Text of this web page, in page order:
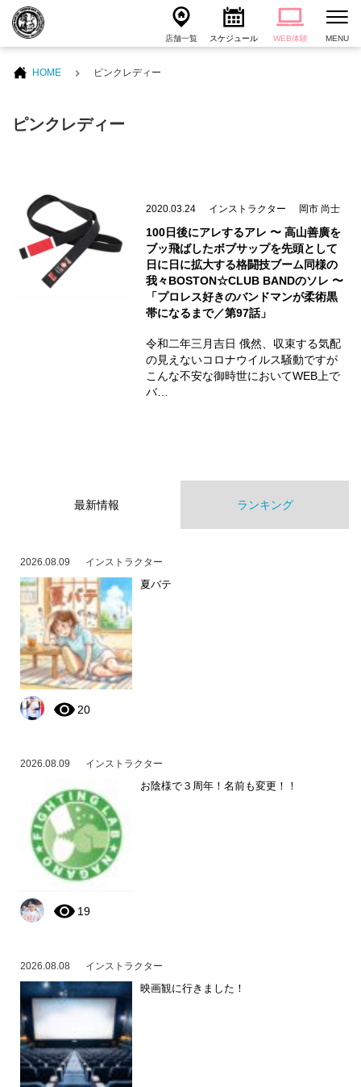
店舗一覧 スケジュール WEB体験 MENU
HOME ピンクレディー
ピンクレディー
2020.03.24 インストラクター 岡市 尚士
100日後にアレするアレ 〜 高山善廣を
ブッ飛ばしたボブサップを先頭として
日に日に拡大する格闘技ブーム同様の
我々BOSTON☆CLUB BANDのソレ 〜
「プロレス好きのバンドマンが柔術黒
帯になるまで／第97話」
令和二年三月吉日 俄然、収束する気配
の見えないコロナウイルス騒動ですが
こんな不安な御時世においてWEB上で
バ…
最新情報 ランキング
2026.08.09 インストラクター
夏バテ
20
2026.08.09 インストラクター
お陰様で３周年！名前も変更！！
19
2026.08.08 インストラクター
映画観に行きました！